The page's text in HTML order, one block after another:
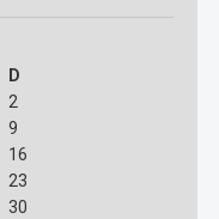
D
2
9
16
23
30